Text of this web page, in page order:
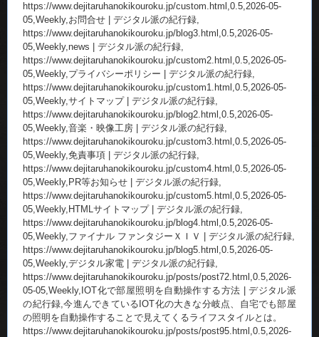
https://www.dejitaruhanokikouroku.jp/custom.html,0.5,2026-05-
05,Weekly,お問合せ | デジタル派の紀行録,
https://www.dejitaruhanokikouroku.jp/blog3.html,0.5,2026-05-
05,Weekly,news | デジタル派の紀行録,
https://www.dejitaruhanokikouroku.jp/custom2.html,0.5,2026-05-
05,Weekly,プライバシーポリシー | デジタル派の紀行録,
https://www.dejitaruhanokikouroku.jp/custom1.html,0.5,2026-05-
05,Weekly,サイトマップ | デジタル派の紀行録,
https://www.dejitaruhanokikouroku.jp/blog2.html,0.5,2026-05-
05,Weekly,音楽・映像工房 | デジタル派の紀行録,
https://www.dejitaruhanokikouroku.jp/custom3.html,0.5,2026-05-
05,Weekly,免責事項 | デジタル派の紀行録,
https://www.dejitaruhanokikouroku.jp/custom4.html,0.5,2026-05-
05,Weekly,PR等お知らせ | デジタル派の紀行録,
https://www.dejitaruhanokikouroku.jp/custom5.html,0.5,2026-05-
05,Weekly,HTMLサイトマップ | デジタル派の紀行録,
https://www.dejitaruhanokikouroku.jp/blog4.html,0.5,2026-05-
05,Weekly,ファイナル ファンタジーＸＩＶ | デジタル派の紀行録,
https://www.dejitaruhanokikouroku.jp/blog5.html,0.5,2026-05-
05,Weekly,デジタル家電 | デジタル派の紀行録,
https://www.dejitaruhanokikouroku.jp/posts/post72.html,0.5,2026-
05-05,Weekly,IOT化で部屋照明を自動操作する方法 | デジタル派
の紀行録,今進んできているIOT化の大きな分岐点、自宅でも部屋
の照明を自動操作することで見えてくるライフスタイルとは。
https://www.dejitaruhanokikouroku.jp/posts/post95.html,0.5,2026-